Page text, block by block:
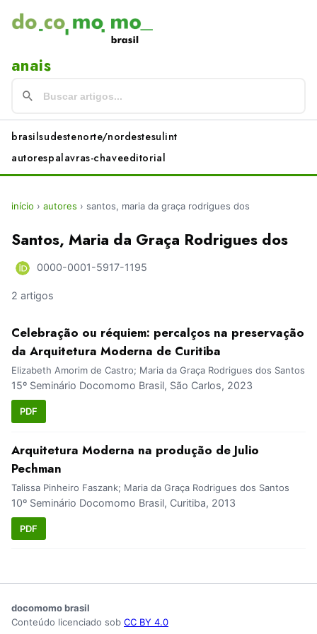
anais
brasilsudestenorte/nordestesulint
autorespalavras-chaveeditorial
início › autores › santos, maria da graça rodrigues dos
Santos, Maria da Graça Rodrigues dos
0000-0001-5917-1195
2 artigos
Celebração ou réquiem: percalços na preservação
da Arquitetura Moderna de Curitiba
Elizabeth Amorim de Castro; Maria da Graça Rodrigues dos Santos
15º Seminário Docomomo Brasil, São Carlos, 2023
PDF
Arquitetura Moderna na produção de Julio
Pechman
Talissa Pinheiro Faszank; Maria da Graça Rodrigues dos Santos
10º Seminário Docomomo Brasil, Curitiba, 2013
PDF
docomomo brasil
Conteúdo licenciado sob CC BY 4.0